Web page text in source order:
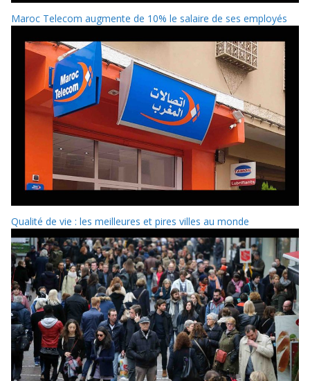
Maroc Telecom augmente de 10% le salaire de ses employés
Qualité de vie : les meilleures et pires villes au monde